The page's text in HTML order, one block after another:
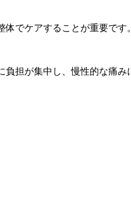
でケアすることが重要です。
担が集中し、慢性的な痛み